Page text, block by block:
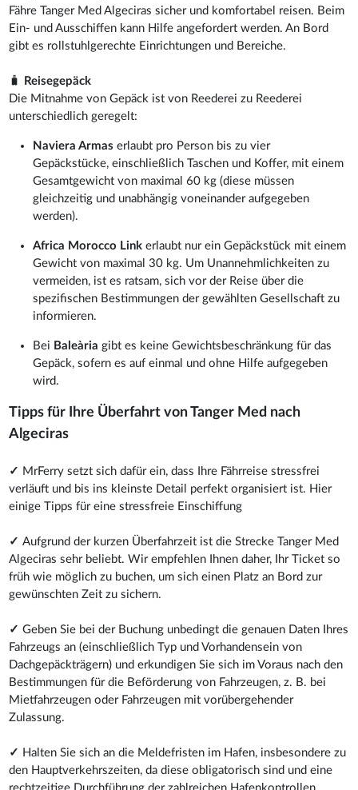
Fähre Tanger Med Algeciras sicher und komfortabel reisen. Beim
Ein- und Ausschiffen kann Hilfe angefordert werden. An Bord
gibt es rollstuhlgerechte Einrichtungen und Bereiche.
🧳 Reisegepäck
Die Mitnahme von Gepäck ist von Reederei zu Reederei
unterschiedlich geregelt:
Naviera Armas erlaubt pro Person bis zu vier
Gepäckstücke, einschließlich Taschen und Koffer, mit einem
Gesamtgewicht von maximal 60 kg (diese müssen
gleichzeitig und unabhängig voneinander aufgegeben
werden).
Africa Morocco Linkerlaubt nur ein Gepäckstück mit einem
Gewicht von maximal 30 kg. Um Unannehmlichkeiten zu
vermeiden, ist es ratsam, sich vor der Reise über die
spezifischen Bestimmungen der gewählten Gesellschaft zu
informieren.
Bei Baleàriagibt es keine Gewichtsbeschränkung für das
Gepäck, sofern es auf einmal und ohne Hilfe aufgegeben
wird.
Tipps für Ihre Überfahrt von Tanger Med nach
Algeciras
✓ MrFerry setzt sich dafür ein, dass Ihre Fährreise stressfrei
verläuft und bis ins kleinste Detail perfekt organisiert ist. Hier
einige Tipps für eine stressfreie Einschiffung
✓Aufgrund der kurzen Überfahrzeit ist die Strecke Tanger Med
Algeciras sehr beliebt. Wir empfehlen Ihnen daher, Ihr Ticket so
früh wie möglich zu buchen, um sich einen Platz an Bord zur
gewünschten Zeit zu sichern.
✓Geben Sie bei der Buchung unbedingt die genauen Daten Ihres
Fahrzeugs an (einschließlich Typ und Vorhandensein von
Dachgepäckträgern) und erkundigen Sie sich im Voraus nach den
Bestimmungen für die Beförderung von Fahrzeugen, z. B. bei
Mietfahrzeugen oder Fahrzeugen mit vorübergehender
Zulassung.
✓ Halten Sie sich an die Meldefristen im Hafen, insbesondere zu
den Hauptverkehrszeiten, da diese obligatorisch sind und eine
rechtzeitige Durchführung der zahlreichen Hafenkontrollen